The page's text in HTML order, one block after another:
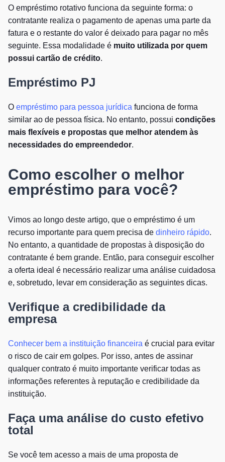
O empréstimo rotativo funciona da seguinte forma: o
contratante realiza o pagamento de apenas uma parte da
fatura e o restante do valor é deixado para pagar no mês
seguinte. Essa modalidade é muito utilizada por quem
possui cartão de crédito.
Empréstimo PJ
O empréstimo para pessoa jurídica funciona de forma
similar ao de pessoa física. No entanto, possui condições
mais flexíveis e propostas que melhor atendem às
necessidades do empreendedor.
Como escolher o melhor
empréstimo para você?
Vimos ao longo deste artigo, que o empréstimo é um
recurso importante para quem precisa de dinheiro rápido.
No entanto, a quantidade de propostas à disposição do
contratante é bem grande. Então, para conseguir escolher
a oferta ideal é necessário realizar uma análise cuidadosa
e, sobretudo, levar em consideração as seguintes dicas.
Verifique a credibilidade da
empresa
Conhecer bem a instituição financeira é crucial para evitar
o risco de cair em golpes. Por isso, antes de assinar
qualquer contrato é muito importante verificar todas as
informações referentes à reputação e credibilidade da
instituição.
Faça uma análise do custo efetivo
total
Se você tem acesso a mais de uma proposta de